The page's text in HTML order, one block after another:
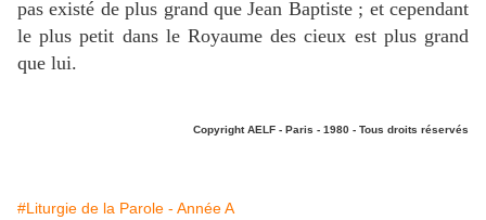
pas existé de plus grand que Jean Baptiste ; et cependant
le plus petit dans le Royaume des cieux est plus grand
que lui.
Copyright AELF - Paris - 1980 - Tous droits réservés
#Liturgie de la Parole - Année A